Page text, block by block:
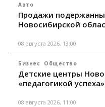
Авто
Продажи
Новосибирской
08 августа 2026, 13:00
Бизнес Общество
Детские центры
«педагогикой
08 августа 2026, 11:00